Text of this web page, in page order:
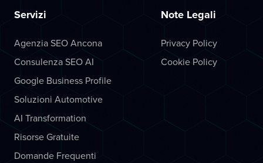
Servizi
Agenzia SEO Ancona
Consulenza SEO AI
Google Business Profile
Soluzioni Automotive
AI Transformation
Risorse Gratuite
Domande Frequenti
Note Legali
Privacy Policy
Cookie Policy